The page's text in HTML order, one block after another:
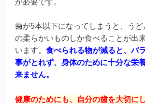
歯が5本以下になってしまうと、う
の柔らかいものしか食べることが出
います。 食べられる物が減ると、バ
事がとれず、身体のために十分な栄
来ません。
健康のためにも、自分の歯を大切に